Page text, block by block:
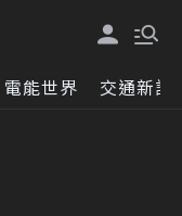
電能世界 交通新訊